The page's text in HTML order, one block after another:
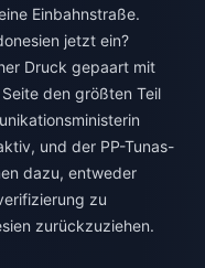
Einbahnstraße.
jetzt ein?
Druck gepaart mit
den größten Teil
und der PP-Tunas-
dazu, entweder
zu
zurückzuziehen.